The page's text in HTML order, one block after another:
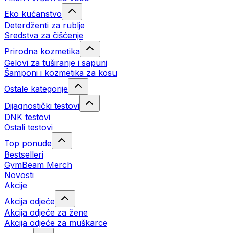
Eko kućanstvo
Deterdženti za rublje
Sredstva za čišćenje
Prirodna kozmetika
Gelovi za tuširanje i sapuni
Šamponi i kozmetika za kosu
Ostale kategorije
Dijagnostički testovi
DNK testovi
Ostali testovi
Top ponude
Bestselleri
GymBeam Merch
Novosti
Akcije
Akcija odjeće
Akcija odjeće za žene
Akcija odjeće za muškarce